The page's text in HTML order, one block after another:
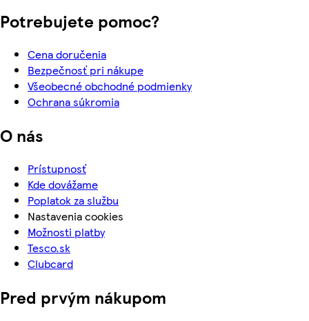
Potrebujete pomoc?
Cena doručenia
Bezpečnosť pri nákupe
Všeobecné obchodné podmienky
Ochrana súkromia
O nás
Prístupnosť
Kde dovážame
Poplatok za službu
Nastavenia cookies
Možnosti platby
Tesco.sk
Clubcard
Pred prvým nákupom